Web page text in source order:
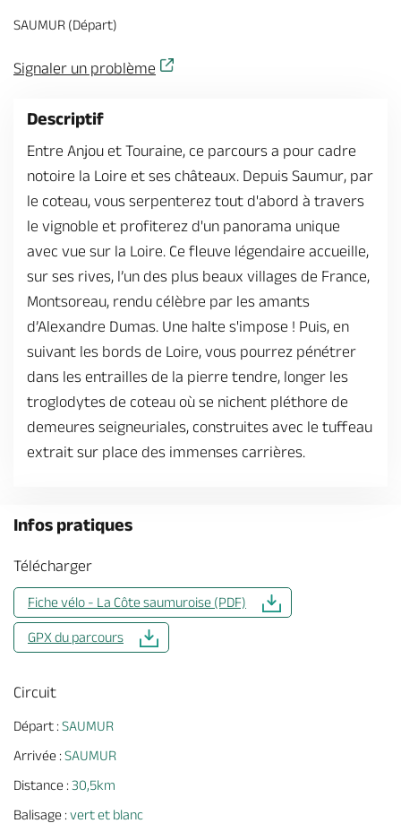
SAUMUR (Départ)
Signaler un problème
Descriptif
Entre Anjou et Touraine, ce parcours a pour cadre
notoire la Loire et ses châteaux. Depuis Saumur, par
le coteau, vous serpenterez tout d'abord à travers
le vignoble et profiterez d'un panorama unique
avec vue sur la Loire. Ce fleuve légendaire accueille,
sur ses rives, l’un des plus beaux villages de France,
Montsoreau, rendu célèbre par les amants
d’Alexandre Dumas. Une halte s'impose ! Puis, en
suivant les bords de Loire, vous pourrez pénétrer
dans les entrailles de la pierre tendre, longer les
troglodytes de coteau où se nichent pléthore de
demeures seigneuriales, construites avec le tuffeau
extrait sur place des immenses carrières.
Infos pratiques
Télécharger
Fiche vélo - La Côte saumuroise (PDF)
GPX du parcours
Circuit
Départ :SAUMUR
Arrivée :SAUMUR
Distance :30,5km
Balisage :vert et blanc